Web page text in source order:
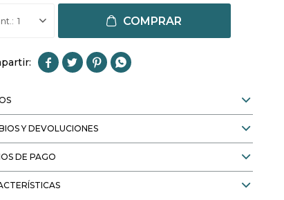
1 COMPRAR
   
Y DEVOLUCIONES
DE PAGO